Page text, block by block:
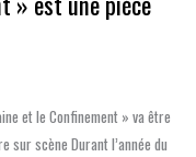
et le Confinement » va être
sur scène Durant l’année du